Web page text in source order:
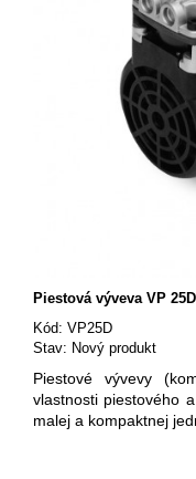
Piestová výveva VP 25D
Kód: VP25D
Stav: Nový produkt
Piestové vývevy
vlastnosti piestového
malej a kompaktnej